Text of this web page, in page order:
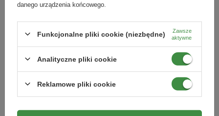
19,79 zł 12,09 zł
Kategorie powiązane
Nasiona warzyw,
danego urządzenia końcowego.
Funkcjonalne pliki cookie (niezbędne)
Zawsze
aktywne
Analityczne pliki cookie
Reklamowe pliki cookie